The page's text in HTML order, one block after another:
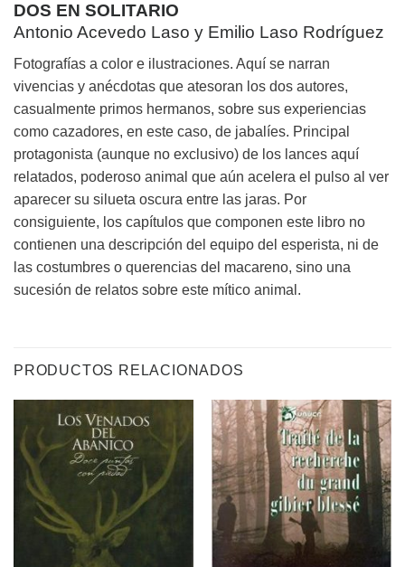
DOS EN SOLITARIO
Antonio Acevedo Laso y Emilio Laso Rodríguez
Fotografías a color e ilustraciones. Aquí se narran
vivencias y anécdotas que atesoran los dos autores,
casualmente primos hermanos, sobre sus experiencias
como cazadores, en este caso, de jabalíes. Principal
protagonista (aunque no exclusivo) de los lances aquí
relatados, poderoso animal que aún acelera el pulso al ver
aparecer su silueta oscura entre las jaras. Por
consiguiente, los capítulos que componen este libro no
contienen una descripción del equipo del esperista, ni de
las costumbres o querencias del macareno, sino una
sucesión de relatos sobre este mítico animal.
PRODUCTOS RELACIONADOS